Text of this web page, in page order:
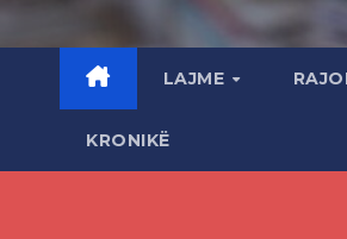
LAJME
KRONIKË